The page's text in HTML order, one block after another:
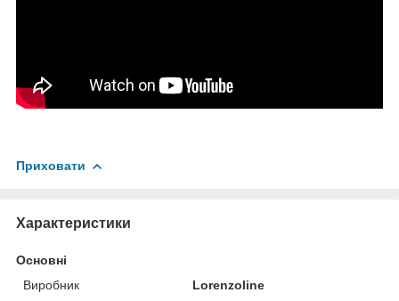
Приховати
Характеристики
Основні
Виробник
Lorenzoline